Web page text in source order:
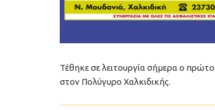
Τέθηκε σε λειτουργία σήμερα ο
στον Πολύγυρο Χαλκιδικής.